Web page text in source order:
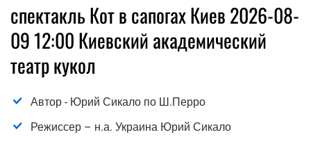
спектакль Кот в сапогах Киев 2026-08-
09 12:00 Киевский академический
театр кукол
Автор - Юрий Сикало по Ш.Перро
Режиссер – н.а. Украина Юрий Сикало